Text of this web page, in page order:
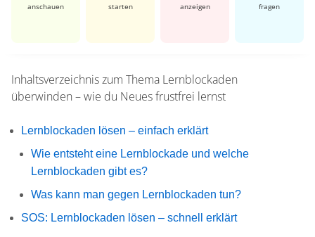
anschauen starten anzeigen fragen
Inhaltsverzeichnis zum Thema Lernblockaden
überwinden – wie du Neues frustfrei lernst
Lernblockaden lösen – einfach erklärt
Wie entsteht eine Lernblockade und welche
Lernblockaden gibt es?
Was kann man gegen Lernblockaden tun?
SOS: Lernblockaden lösen – schnell erklärt